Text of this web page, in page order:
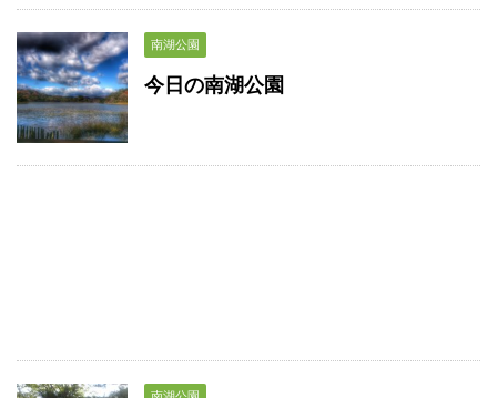
南湖公園
今日の南湖公園